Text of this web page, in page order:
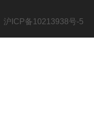
沪ICP备10213938号-5